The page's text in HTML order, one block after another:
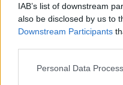
IAB’s list of downstream
also be disclosed by us to
Downstream Participants
Personal Data